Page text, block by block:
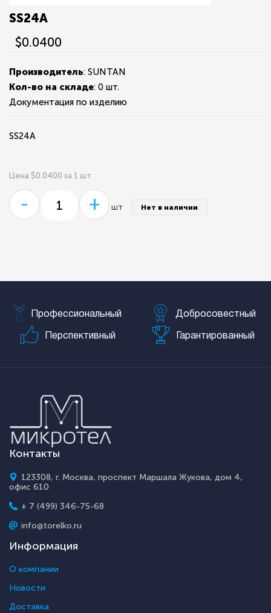
SS24A
$0.0400
Производитель: SUNTAN
Кол-во на складе: 0 шт.
Документация по изделию
SS24A
Цена $0.0400 за 1 шт
- + шт Нет в наличии
Профессиональный Добросовестный
Перспективный Гарантированный
Контакты
123308, г. Москва, проспект Маршала Жукова, дом 4,
офис 610
+ 7 (499) 346-75-68
info@torelko.ru
Информация
О компании
Новости
Доставка